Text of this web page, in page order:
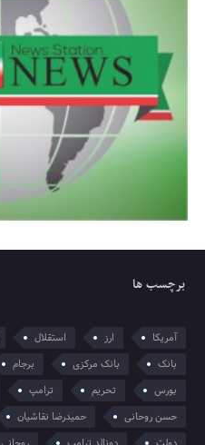
برچسب ها
آمریکا ارز استقلال
بانک
بانک مرکزی برجام
بورس
تحریم ترامپ
حسن روحانی
حمیدرضا نقاشیان